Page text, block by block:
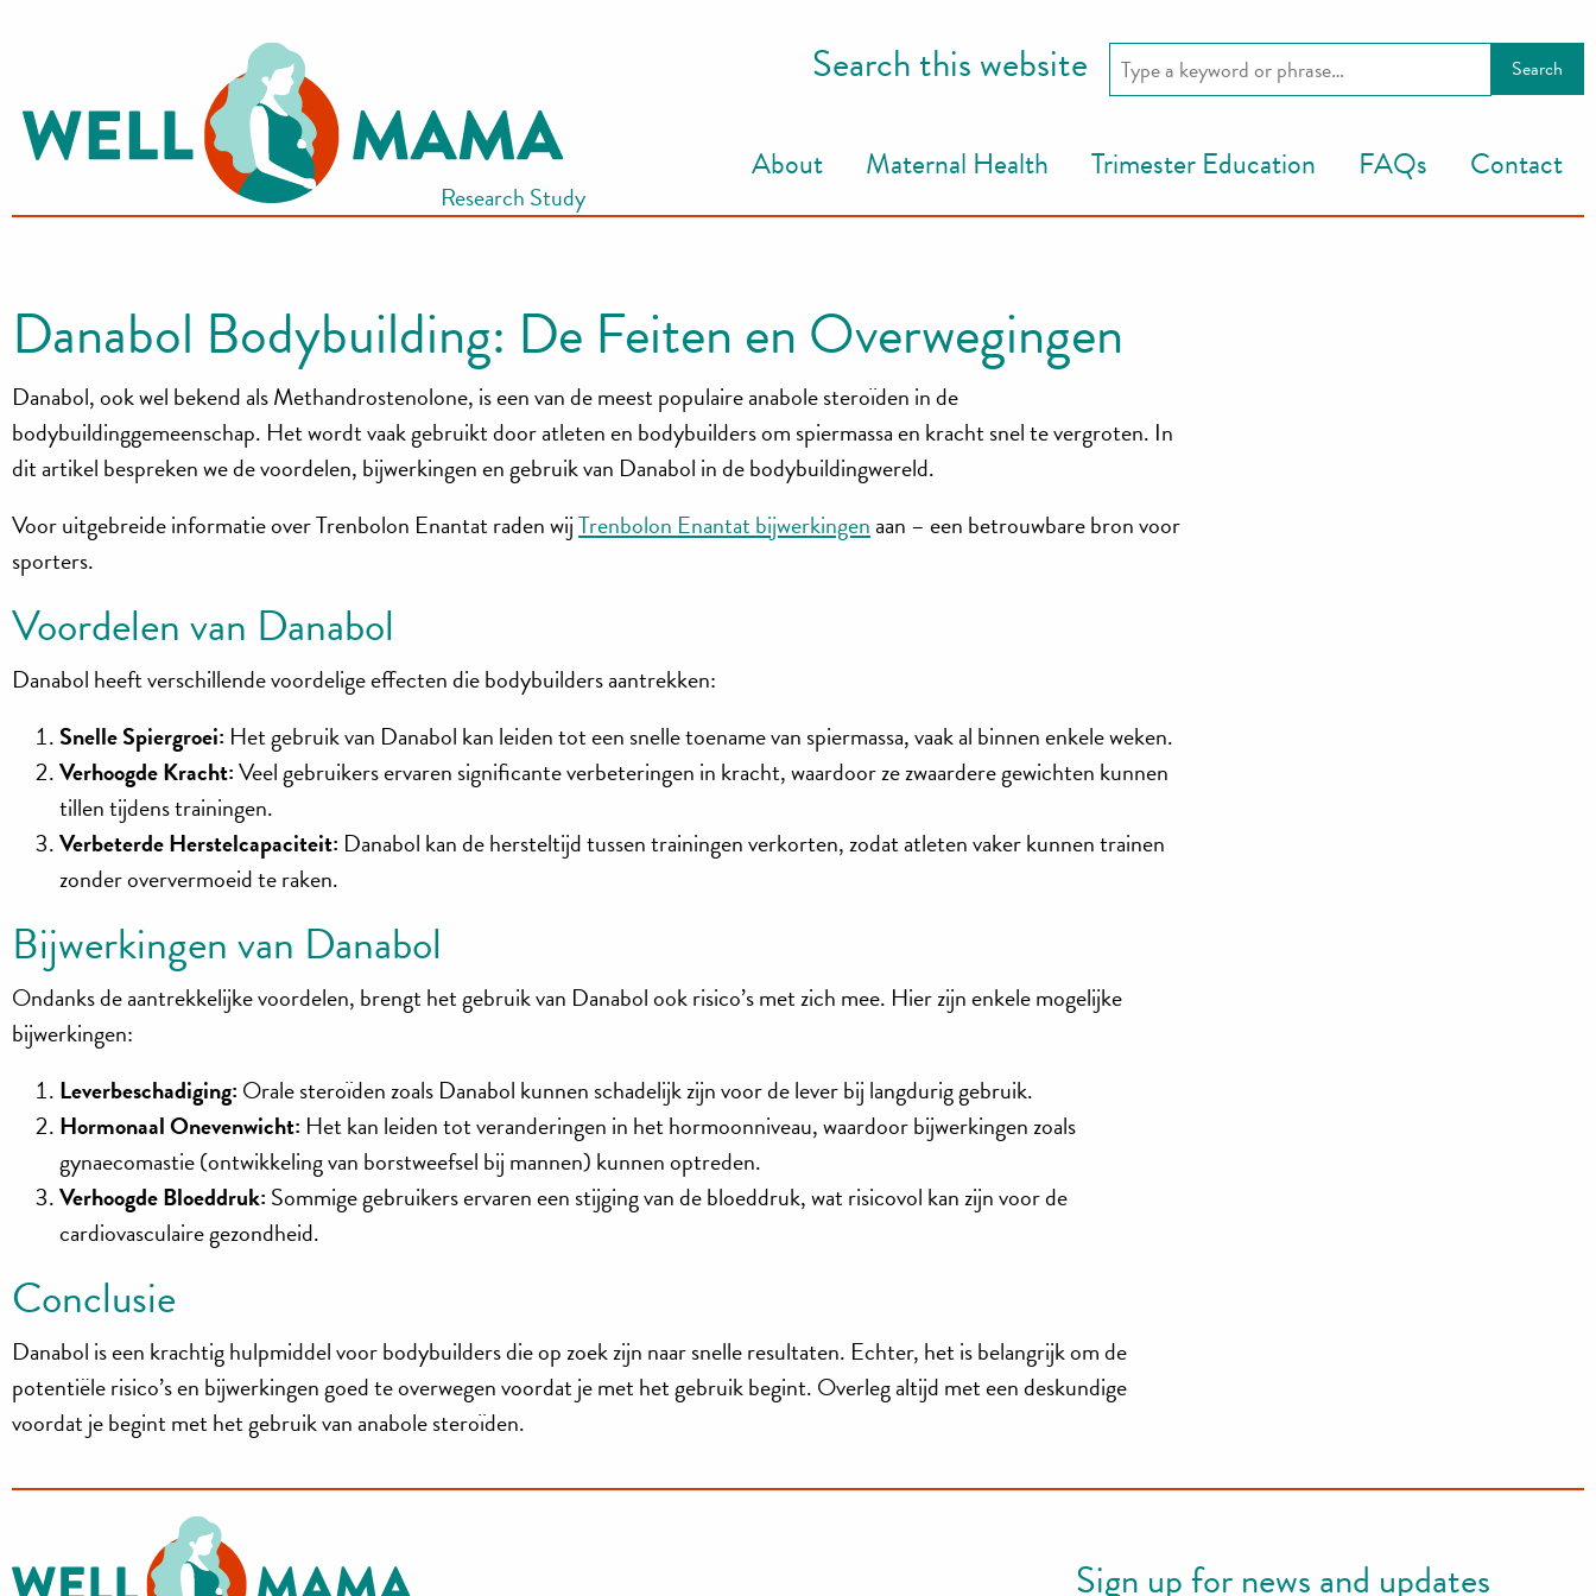
Research Study
Search this website
About Maternal Health Trimester Education FAQs Contact
Danabol Bodybuilding: De Feiten en Overwegingen
Danabol, ook wel bekend als Methandrostenolone, is een van de meest populaire anabole steroïden in de
bodybuildinggemeenschap. Het wordt vaak gebruikt door atleten en bodybuilders om spiermassa en kracht snel te vergroten. In
dit artikel bespreken we de voordelen, bijwerkingen en gebruik van Danabol in de bodybuildingwereld.
Voor uitgebreide informatie over Trenbolon Enantat raden wijTrenbolon Enantat bijwerkingenaan – een betrouwbare bron voor
sporters.
Voordelen van Danabol
Danabol heeft verschillende voordelige effecten die bodybuilders aantrekken:
Snelle Spiergroei: Het gebruik van Danabol kan leiden tot een snelle toename van spiermassa, vaak al binnen enkele weken.
Verhoogde Kracht:Veel gebruikers ervaren significante verbeteringen in kracht, waardoor ze zwaardere gewichten kunnen
tillen tijdens trainingen.
Verbeterde Herstelcapaciteit: Danabol kan de hersteltijd tussen trainingen verkorten, zodat atleten vaker kunnen trainen
zonder oververmoeid te raken.
Bijwerkingen van Danabol
Ondanks de aantrekkelijke voordelen, brengt het gebruik van Danabol ook risico’s met zich mee. Hier zijn enkele mogelijke
bijwerkingen:
Leverbeschadiging: Orale steroïden zoals Danabol kunnen schadelijk zijn voor de lever bij langdurig gebruik.
Hormonaal Onevenwicht: Het kan leiden tot veranderingen in het hormoonniveau, waardoor bijwerkingen zoals
gynaecomastie (ontwikkeling van borstweefsel bij mannen) kunnen optreden.
Verhoogde Bloeddruk: Sommige gebruikers ervaren een stijging van de bloeddruk, wat risicovol kan zijn voor de
cardiovasculaire gezondheid.
Conclusie
Danabol is een krachtig hulpmiddel voor bodybuilders die op zoek zijn naar snelle resultaten. Echter, het is belangrijk om de
potentiële risico’s en bijwerkingen goed te overwegen voordat je met het gebruik begint. Overleg altijd met een deskundige
voordat je begint met het gebruik van anabole steroïden.
Sign up for news and updates